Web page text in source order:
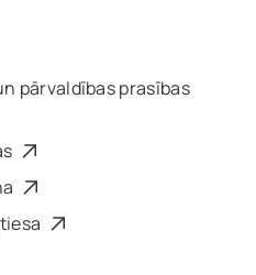
pārvaldības prasības